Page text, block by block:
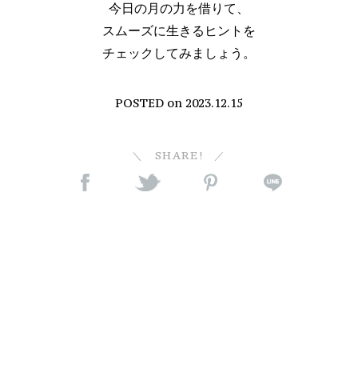
今日の月の力を借りて、
スムーズに生きるヒントを
チェックしてみましょう。
POSTED on 2023.12.15
SHARE!